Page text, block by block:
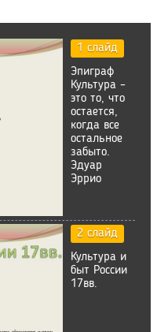
1 слайд
Эпиграф
Культура –
это то, что
остается,
когда все
остальное
забыто.
Эдуар
Эррио
2 слайд
Культура и
быт России
17вв.